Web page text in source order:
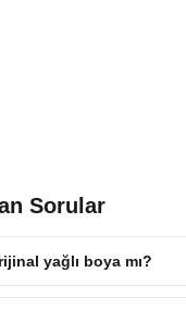
Sorular
yağlı boya mı?